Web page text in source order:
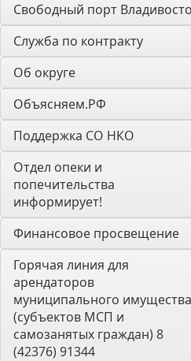
Свободный порт
Служба по контракту
Об округе
Объясняем.РФ
Поддержка СО НКО
Отдел опеки и
попечительства
информирует!
Финансовое просвещение
Горячая линия для
арендаторов
муниципального имущества
(субъектов МСП и
самозанятых граждан) 8
(42376) 91344